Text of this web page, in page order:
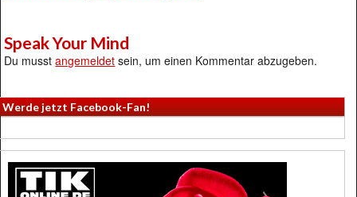
Speak Your Mind
Du musstangemeldet sein, um einen Kommentar abzugeben.
Werde jetzt Facebook-Fan!